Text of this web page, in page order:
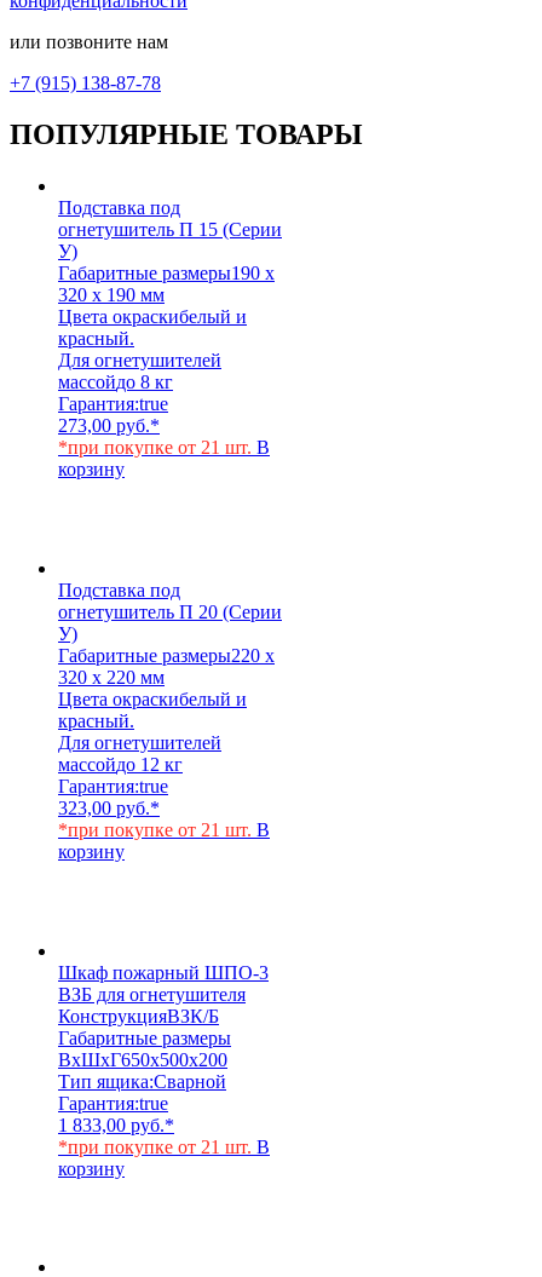
или позвоните нам
+7 (915) 138-87-78
ПОПУЛЯРНЫЕ ТОВАРЫ
Подставка под
огнетушитель П 15 (Серии
У)
Габаритные размеры190 х
320 х 190 мм
Цвета окраскибелый и
красный.
Для огнетушителей
массойдо 8 кг
Гарантия:true
273,00 руб.*
*при покупке от 21 шт. В
корзину
Подставка под
огнетушитель П 20 (Серии
У)
Габаритные размеры220 х
320 х 220 мм
Цвета окраскибелый и
красный.
Для огнетушителей
массойдо 12 кг
Гарантия:true
323,00 руб.*
*при покупке от 21 шт. В
корзину
Шкаф пожарный ШПО-3
ВЗБ для огнетушителя
КонструкцияВЗК/Б
Габаритные размеры
ВхШхГ650х500х200
Тип ящика:Сварной
Гарантия:true
1 833,00 руб.*
*при покупке от 21 шт. В
корзину